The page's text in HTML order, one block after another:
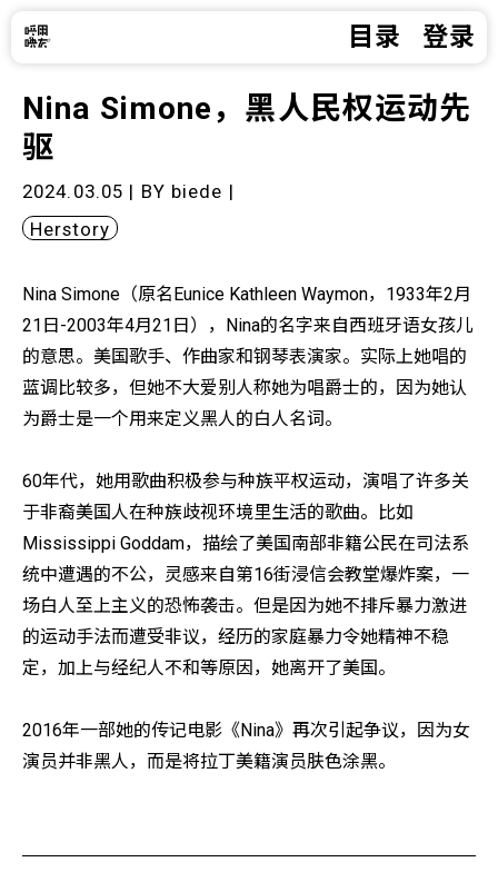
目录 登录
Nina Simone，黑人民权运动先
驱
2024.03.05 | BY biede |
Herstory
Nina Simone（原名Eunice Kathleen Waymon，1933年2月
21日-2003年4月21日），Nina的名字来自西班牙语女孩儿
的意思。美国歌手、作曲家和钢琴表演家。实际上她唱的
蓝调比较多，但她不大爱别人称她为唱爵士的，因为她认
为爵士是一个用来定义黑人的白人名词。
60年代，她用歌曲积极参与种族平权运动，演唱了许多关
于非裔美国人在种族歧视环境里生活的歌曲。比如
Mississippi Goddam，描绘了美国南部非籍公民在司法系
统中遭遇的不公，灵感来自第16街浸信会教堂爆炸案，一
场白人至上主义的恐怖袭击。但是因为她不排斥暴力激进
的运动手法而遭受非议，经历的家庭暴力令她精神不稳
定，加上与经纪人不和等原因，她离开了美国。
2016年一部她的传记电影《Nina》再次引起争议，因为女
演员并非黑人，而是将拉丁美籍演员肤色涂黑。